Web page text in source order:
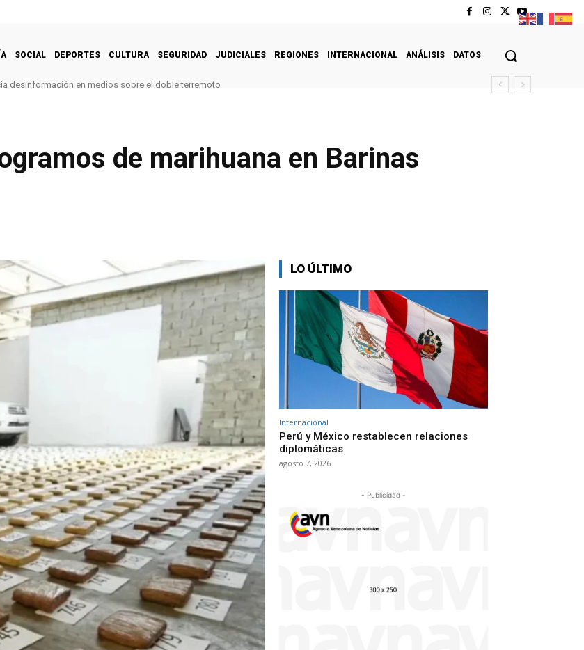
SOCIAL DEPORTES CULTURA SEGURIDAD JUDICIALES REGIONES INTERNACIONAL ANÁLISIS DATOS
desinformación en medios sobre el doble terremoto
de marihuana en Barinas
LO ÚLTIMO
Internacional
Perú y México restablecen relaciones
diplomáticas
agosto 7, 2026
- Publicidad -